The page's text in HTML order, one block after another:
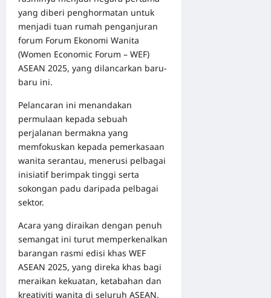
yang diberi penghormatan untuk
menjadi tuan rumah penganjuran
forum Forum Ekonomi Wanita
(Women Economic Forum – WEF)
ASEAN 2025, yang dilancarkan baru-
baru ini.
Pelancaran ini menandakan
permulaan kepada sebuah
perjalanan bermakna yang
memfokuskan kepada pemerkasaan
wanita serantau, menerusi pelbagai
inisiatif berimpak tinggi serta
sokongan padu daripada pelbagai
sektor.
Acara yang diraikan dengan penuh
semangat ini turut memperkenalkan
barangan rasmi edisi khas WEF
ASEAN 2025, yang direka khas bagi
meraikan kekuatan, ketabahan dan
kreativiti wanita di seluruh ASEAN.